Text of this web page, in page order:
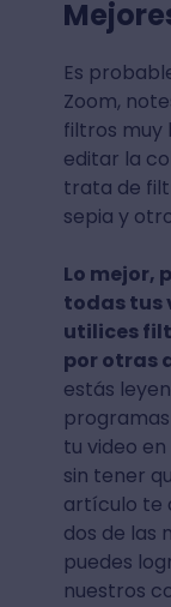
Es
Zoom,
filtros muy
editar la
trata de
sepia y
Lo mejor,
todas tus
utilices
por otras
estás
tu video
sin tener
artículo te
dos de las
puedes
nuestros